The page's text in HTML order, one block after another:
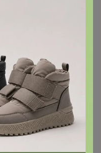
Полностью
большая,
всем заявленным